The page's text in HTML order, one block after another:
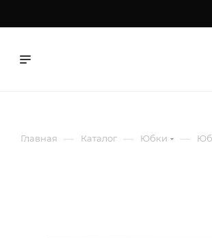
Главная — Каталог — Юбки —